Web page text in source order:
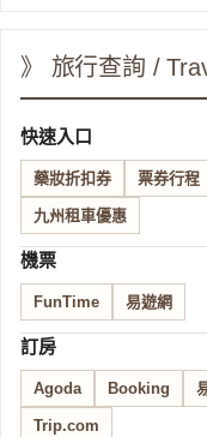
》 旅行查詢 /
快速入口
藥妝折扣券 票券行程
九州租車優惠
機票
FunTime 易遊網
訂房
Agoda Booking
Trip.com